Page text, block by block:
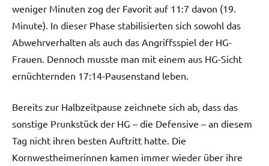
weniger Minuten zog der Favorit auf 11:7 davon (19.
Minute). In dieser Phase stabilisierten sich sowohl das
Abwehrverhalten als auch das Angriffsspiel der HG-
Frauen. Dennoch musste man mit einem aus HG-Sicht
ernüchternden 17:14-Pausenstand leben.
Bereits zur Halbzeitpause zeichnete sich ab, dass das
sonstige Prunkstück der HG – die Defensive – an diesem
Tag nicht ihren besten Auftritt hatte. Die
Kornwestheimerinnen kamen immer wieder über ihre